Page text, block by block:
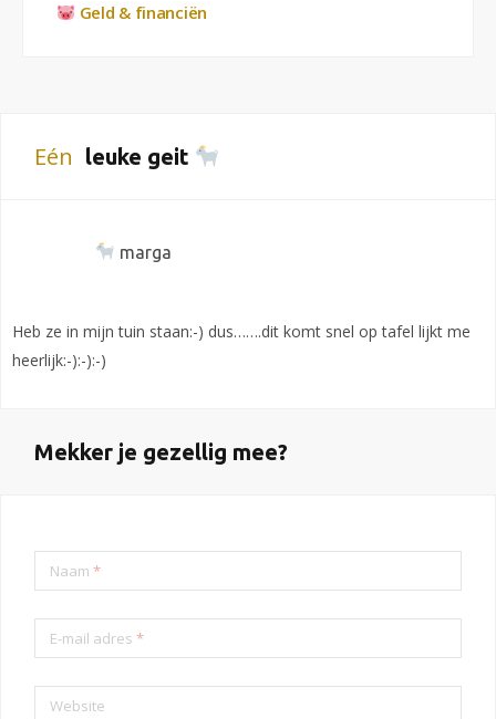
Geld & financiën
Eén leuke geit
marga
Heb ze in mijn tuin staan:-) dus…….dit komt snel op tafel lijkt me
heerlijk:-):-):-)
Mekker je gezellig mee?
Naam *
E-mail adres *
Website